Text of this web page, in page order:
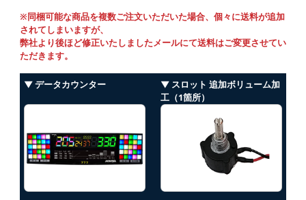
※同梱可能な商品を複数ご注文いただいた場合、個々に送料が追加
されてしまいますが、
弊社より後ほど修正いたしましたメールにて送料はご変更させてい
ただきます。
▼ データカウンター
▼ スロット 追加ボリューム加
工（1箇所）